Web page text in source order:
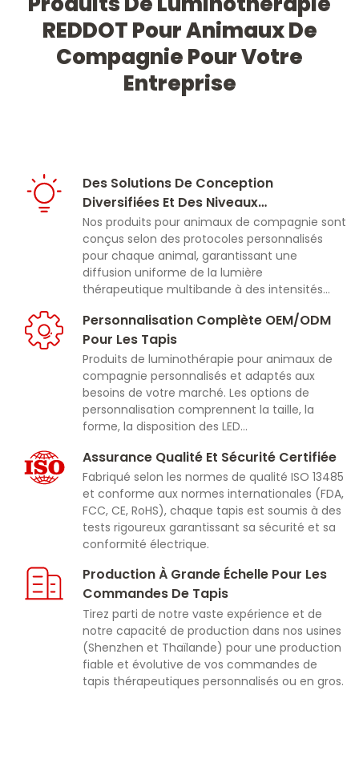
REDDOT Pour Animaux De
Compagnie Pour Votre
Entreprise
Des Solutions De Conception
Diversifiées Et Des Niveaux
D'éclairement Professionnels
Nos produits pour animaux de compagnie sont
conçus selon des protocoles personnalisés
pour chaque animal, garantissant une
diffusion uniforme de la lumière
thérapeutique multibande à des intensités
d'obtenir des résultats de traitement
constants.
Personnalisation Complète OEM/ODM
Pour Les Tapis
Produits de luminothérapie pour animaux de
compagnie personnalisés et adaptés aux
besoins de votre marché. Les options de
personnalisation comprennent la taille, la
forme, la disposition des LED
contrôleur (minuteries, modes de pulsation),
les matériaux, la marque/le logo et
l'emballage.
Assurance Qualité Et Sécurité Certifiée
Fabriqué selon les normes de qualité ISO 13485
et conforme aux normes internationales (FDA,
FCC, CE, RoHS), chaque tapis est soumis à des
tests rigoureux garantissant sa sécurité et sa
conformité électrique.
Production À Grande Échelle Pour Les
Commandes De Tapis
Tirez parti de notre vaste expérience et de
notre capacité de production dans nos usines
(Shenzhen et Thaïlande) pour une production
fiable et évolutive de vos commandes de
tapis thérapeutiques personnalisés ou en gros.